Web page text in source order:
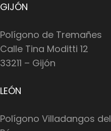
GIJÓN
Polígono de Tremañes
Calle Tina Moditti 12
33211 – Gijón
LEÓN
Polígono Villadangos del